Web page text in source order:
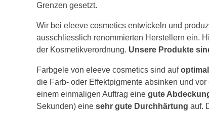
Grenzen gesetzt.
Wir bei eleeve cosmetics entwickeln und
ausschliesslich renommierten Herstellern ein.
der Kosmetikverordnung. Unsere Produkte
Farbgele von eleeve cosmetics sind auf
die Farb- oder Effektpigmente absinken und
einem einmaligen Auftrag eine gute
Sekunden) eine sehr gute Durchhärtung auf.